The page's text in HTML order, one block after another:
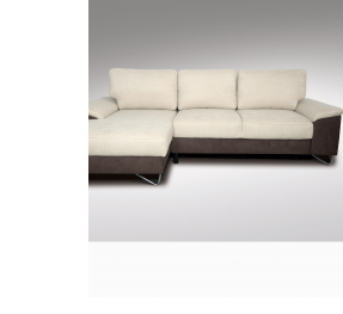
TOVÁBB OLVASOM